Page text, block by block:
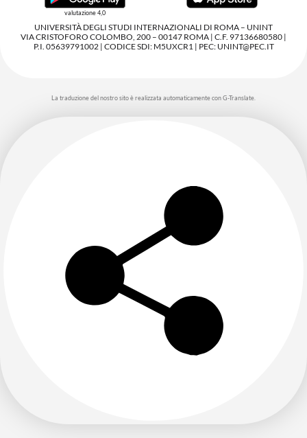
valutazione 4,0
UNIVERSITÀ DEGLI STUDI INTERNAZIONALI DI ROMA – UNINT
VIA CRISTOFORO COLOMBO, 200 – 00147 ROMA | C.F. 97136680580 |
P.I. 05639791002 | CODICE SDI: M5UXCR1 | PEC: UNINT@PEC.IT
La traduzione del nostro sito è realizzata automaticamente con G-Translate.